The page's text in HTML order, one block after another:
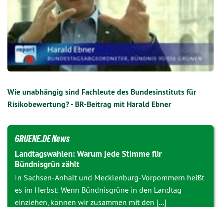
Wie unabhängig sind Fachleute des Bundesinstituts für
Risikobewertung? - BR-Beitrag mit Harald Ebner
GRUENE.DE News
Landtagswahlen: Warum jede Stimme für
Bündnisgrün zählt
In Sachsen-Anhalt und Mecklenburg-Vorpommern heißt
es im Herbst: Wenn Bündnisgrüne in den Landtag
einziehen, können wir zusammen mit den [...]